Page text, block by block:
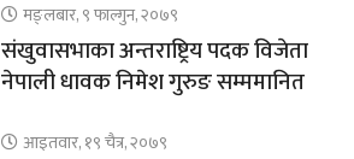
मङ्लबार, ९ फाल्गुन, २०७९
संखुवासभाका अन्तराष्ट्रिय पदक विजेता
नेपाली धावक निमेश गुरुङ सम्ममानित
आइतवार, १९ चैत्र, २०७९